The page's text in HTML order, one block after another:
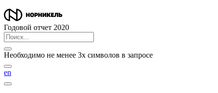
Годовой отчет 2020
Необходимо не менее 3х символов в запросе
en